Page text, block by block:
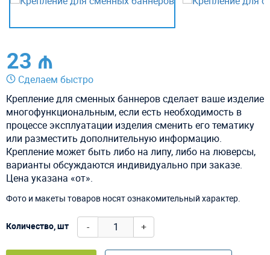
23 ₼
Сделаем быстро
Крепление для сменных баннеров сделает ваше изделие
многофункциональным, если есть необходимость в
процессе эксплуатации изделия сменить его тематику
или разместить дополнительную информацию.
Крепление может быть либо на липу, либо на люверсы,
варианты обсуждаются индивидуально при заказе.
Цена указана «от».
Фото и макеты товаров носят ознакомительный характер.
Количество, шт - +